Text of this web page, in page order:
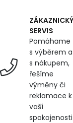
ZÁKAZNICKÝ
SERVIS
Pomáhame
s výběrem a
s nákupem,
řešíme
výměny či
reklamace k
vaší
spokojenosti